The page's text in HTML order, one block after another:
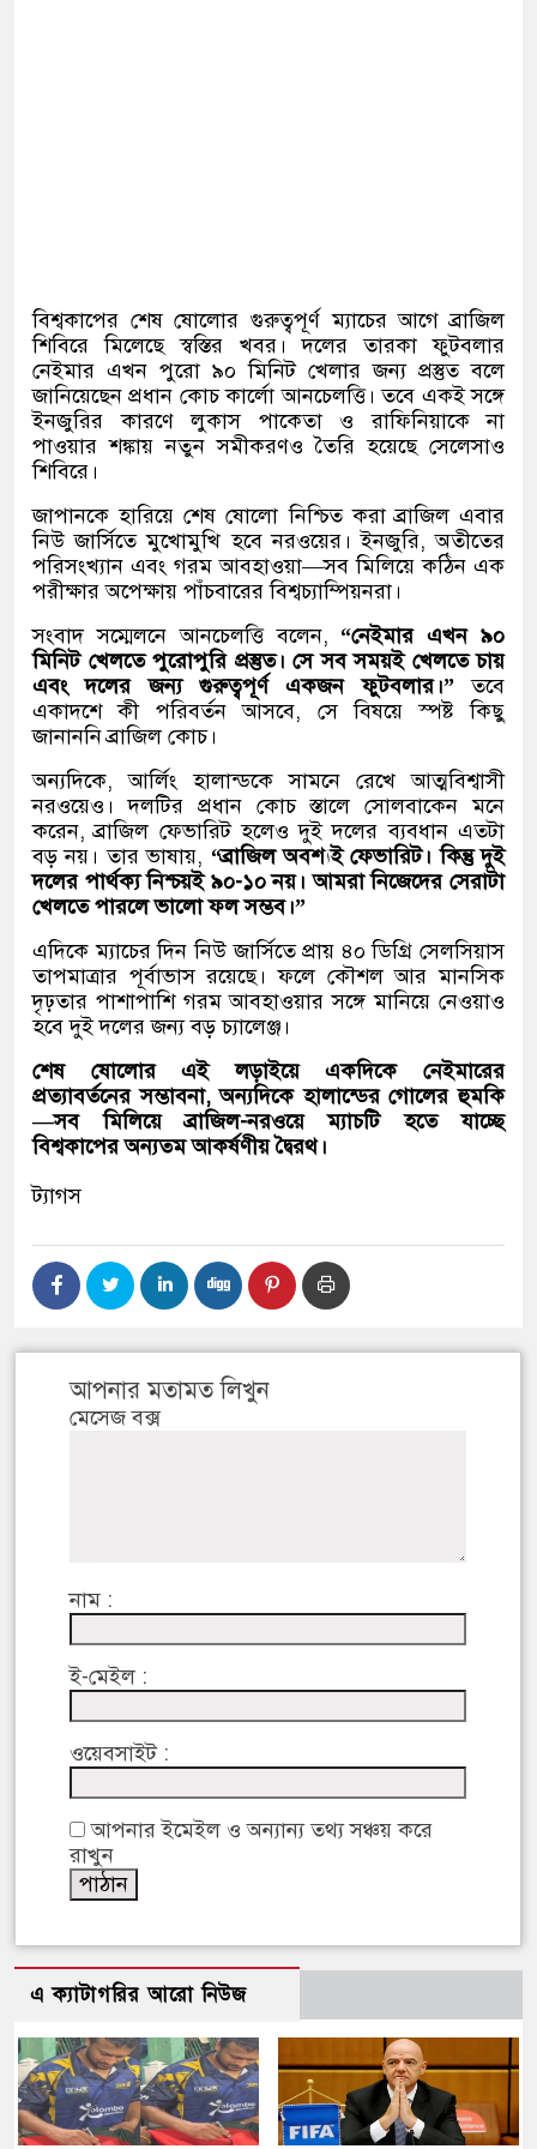
বিশ্বকাপের শেষ ষোলোর গুরুত্বপূর্ণ ম্যাচের আগে ব্রাজিল
শিবিরে মিলেছে স্বস্তির খবর। দলের তারকা ফুটবলার
নেইমার এখন পুরো ৯০ মিনিট খেলার জন্য প্রস্তুত বলে
জানিয়েছেন প্রধান কোচ কার্লো আনচেলত্তি। তবে একই সঙ্গে
ইনজুরির কারণে লুকাস পাকেতা ও রাফিনিয়াকে না
পাওয়ার শঙ্কায় নতুন সমীকরণও তৈরি হয়েছে সেলেসাও
শিবিরে।
জাপানকে হারিয়ে শেষ ষোলো নিশ্চিত করা ব্রাজিল এবার
নিউ জার্সিতে মুখোমুখি হবে নরওয়ের। ইনজুরি, অতীতের
পরিসংখ্যান এবং গরম আবহাওয়া—সব মিলিয়ে কঠিন এক
পরীক্ষার অপেক্ষায় পাঁচবারের বিশ্বচ্যাম্পিয়নরা।
সংবাদ সম্মেলনে আনচেলত্তি বলেন, “নেইমার এখন ৯০
মিনিট খেলতে পুরোপুরি প্রস্তুত। সে সব সময়ই খেলতে চায়
এবং দলের জন্য গুরুত্বপূর্ণ একজন ফুটবলার।”তবে
একাদশে কী পরিবর্তন আসবে, সে বিষয়ে স্পষ্ট কিছু
জানাননি ব্রাজিল কোচ।
অন্যদিকে, আর্লিং হালান্ডকে সামনে রেখে আত্মবিশ্বাসী
নরওয়েও। দলটির প্রধান কোচ স্তালে সোলবাকেন মনে
করেন, ব্রাজিল ফেভারিট হলেও দুই দলের ব্যবধান এতটা
বড় নয়। তার ভাষায়, “ব্রাজিল অবশ্যই ফেভারিট। কিন্তু দুই
দলের পার্থক্য নিশ্চয়ই ৯০-১০ নয়। আমরা নিজেদের সেরাটা
খেলতে পারলে ভালো ফল সম্ভব।”
এদিকে ম্যাচের দিন নিউ জার্সিতে প্রায় ৪০ ডিগ্রি সেলসিয়াস
তাপমাত্রার পূর্বাভাস রয়েছে। ফলে কৌশল আর মানসিক
দৃঢ়তার পাশাপাশি গরম আবহাওয়ার সঙ্গে মানিয়ে নেওয়াও
হবে দুই দলের জন্য বড় চ্যালেঞ্জ।
শেষ ষোলোর এই লড়াইয়ে একদিকে নেইমারের
প্রত্যাবর্তনের সম্ভাবনা, অন্যদিকে হালান্ডের গোলের হুমকি
—সব মিলিয়ে ব্রাজিল-নরওয়ে ম্যাচটি হতে যাচ্ছে
বিশ্বকাপের অন্যতম আকর্ষণীয় দ্বৈরথ।
ট্যাগস
আপনার মতামত লিখুন
মেসেজ বক্স
নাম :
ই-মেইল :
ওয়েবসাইট :
আপনার ইমেইল ও অন্যান্য তথ্য সঞ্চয় করে
রাখুন
এ ক্যাটাগরির আরো নিউজ